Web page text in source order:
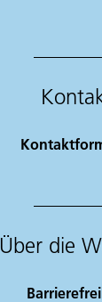
Über die